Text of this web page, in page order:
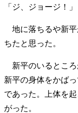
「ジ、ジョージ！」
地に落ちるや新平
ちたと思った。
新平のいるところ
新平の身体をかば
であった。上体を
がった。